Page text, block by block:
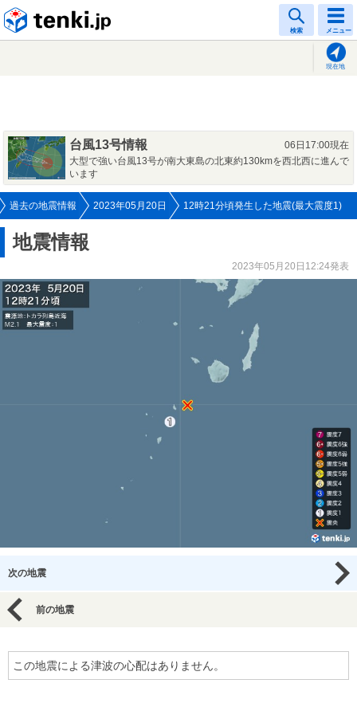
検索 メニュー
現在地
台風13号情報
06日17:00現在
大型で強い台風13号が南大東島の北東約130kmを西北西に進んで
います
過去の地震情報 2023年05月20日 12時21分頃発生した地震(最大震度1)
地震情報
2023年05月20日12:24発表
次の地震
前の地震
この地震による津波の心配はありません。